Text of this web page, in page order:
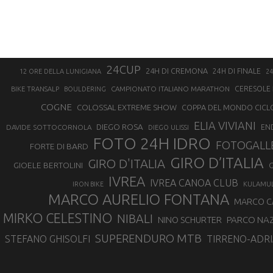
12 ORE DELLA LUNIGIANA 24CUP 24H DI CREMONA 24H DI FINALE
BIKE TRANSALP BOULDERING CAMPIONATO ITALIANO MARATHON CERESOLE
COGNE COLOSSAL EXTREME SHOW COPPA DEL MONDO
DAVIDE SOTTOCORNOLA DIEGO ROSA DIEGO ULISSI ELIA VIVIANI
FORTE DI BARD FOTO 24H IDRO
GIOELE BERTOLINI GIRO D'ITALIA GIRO D’ITALIA
IRON BIKE IVREA IVREA CANOA CLUB
MARCO AURELIO FONTANA MARCO
MIRKO CELESTINO NIBALI NINO SCHURTER PARCO
STEFANO GHISOLFI SUPERENDURO MTB TIRRENO-